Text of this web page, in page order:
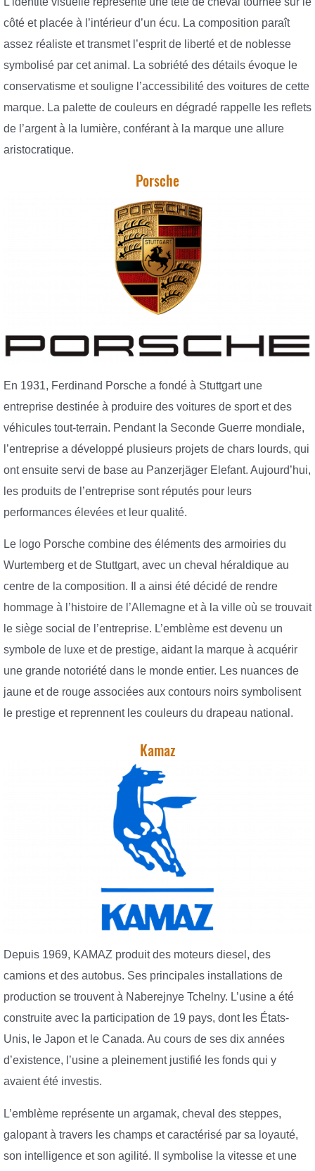
côté et placée à l’intérieur d’un écu. La composition paraît
assez réaliste et transmet l’esprit de liberté et de noblesse
symbolisé par cet animal. La sobriété des détails évoque le
conservatisme et souligne l’accessibilité des voitures de cette
marque. La palette de couleurs en dégradé rappelle les reflets
de l’argent à la lumière, conférant à la marque une allure
aristocratique.
Porsche
En 1931, Ferdinand Porsche a fondé à Stuttgart une
entreprise destinée à produire des voitures de sport et des
véhicules tout-terrain. Pendant la Seconde Guerre mondiale,
l’entreprise a développé plusieurs projets de chars lourds, qui
ont ensuite servi de base au Panzerjäger Elefant. Aujourd’hui,
les produits de l’entreprise sont réputés pour leurs
performances élevées et leur qualité.
Le logo Porsche combine des éléments des armoiries du
Wurtemberg et de Stuttgart, avec un cheval héraldique au
centre de la composition. Il a ainsi été décidé de rendre
hommage à l’histoire de l’Allemagne et à la ville où se trouvait
le siège social de l’entreprise. L’emblème est devenu un
symbole de luxe et de prestige, aidant la marque à acquérir
une grande notoriété dans le monde entier. Les nuances de
jaune et de rouge associées aux contours noirs symbolisent
le prestige et reprennent les couleurs du drapeau national.
Kamaz
Depuis 1969, KAMAZ produit des moteurs diesel, des
camions et des autobus. Ses principales installations de
production se trouvent à Naberejnye Tchelny. L’usine a été
construite avec la participation de 19 pays, dont les États-
Unis, le Japon et le Canada. Au cours de ses dix années
d’existence, l’usine a pleinement justifié les fonds qui y
avaient été investis.
L’emblème représente un argamak, cheval des steppes,
galopant à travers les champs et caractérisé par sa loyauté,
son intelligence et son agilité. Il symbolise la vitesse et une